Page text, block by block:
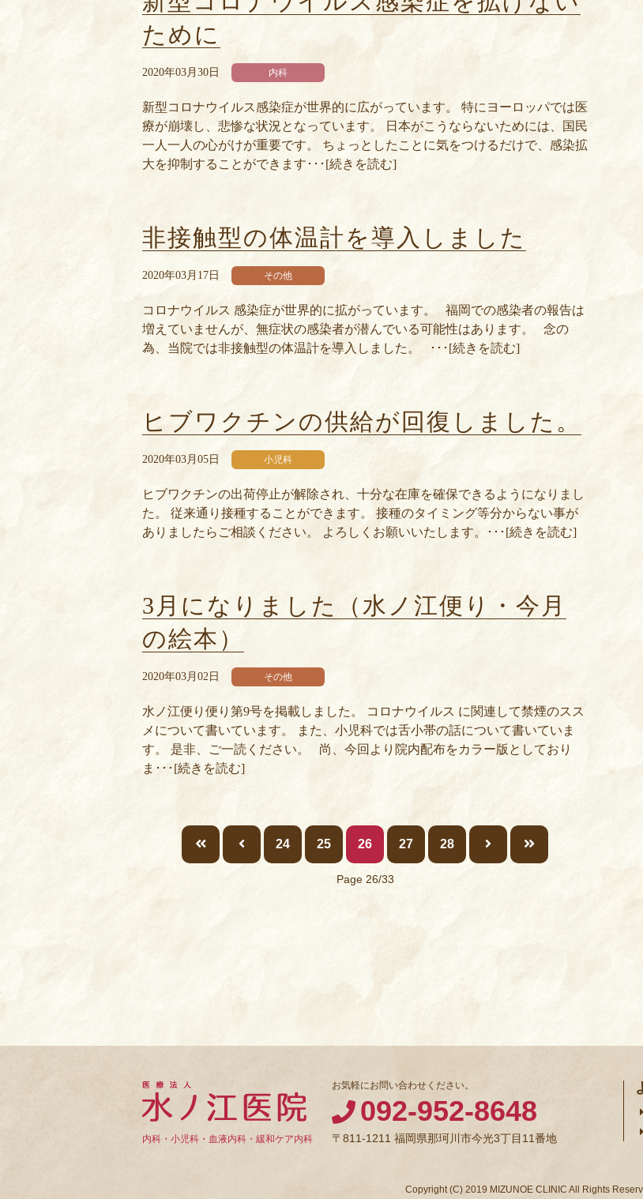
ために
2020年03月30日 内科
新型コロナウイルス感染症が世界的に広がっています。 特にヨーロッパでは医
療が崩壊し、悲惨な状況となっています。 日本がこうならないためには、国民
一人一人の心がけが重要です。 ちょっとしたことに気をつけるだけで、感染拡
大を抑制することができます･･･[続きを読む]
非接触型の体温計を導入しました
2020年03月17日 その他
コロナウイルス 感染症が世界的に拡がっています。 福岡での感染者の報告は
増えていませんが、無症状の感染者が潜んでいる可能性はあります。 念の
為、当院では非接触型の体温計を導入しました。 ･･･[続きを読む]
ヒブワクチンの供給が回復しました。
2020年03月05日 小児科
ヒブワクチンの出荷停止が解除され、十分な在庫を確保できるようになりまし
た。 従来通り接種することができます。 接種のタイミング等分からない事が
ありましたらご相談ください。 よろしくお願いいたします。･･･[続きを読む]
3月になりました（水ノ江便り・今月
の絵本）
2020年03月02日 その他
水ノ江便り便り第9号を掲載しました。 コロナウイルス に関連して禁煙のスス
メについて書いています。 また、小児科では舌小帯の話について書いていま
す。 是非、ご一読ください。 尚、今回より院内配布をカラー版としており
ま･･･[続きを読む]
24 25 26 27 28
Page 26/33
内科・小児科・血液内科・緩和ケア内科
お気軽にお問い合わせください。
092-952-8648
〒811-1211 福岡県那珂川市今光3丁目11番地
Copyright (C) 2019 MIZUNOE CLINIC All Rights